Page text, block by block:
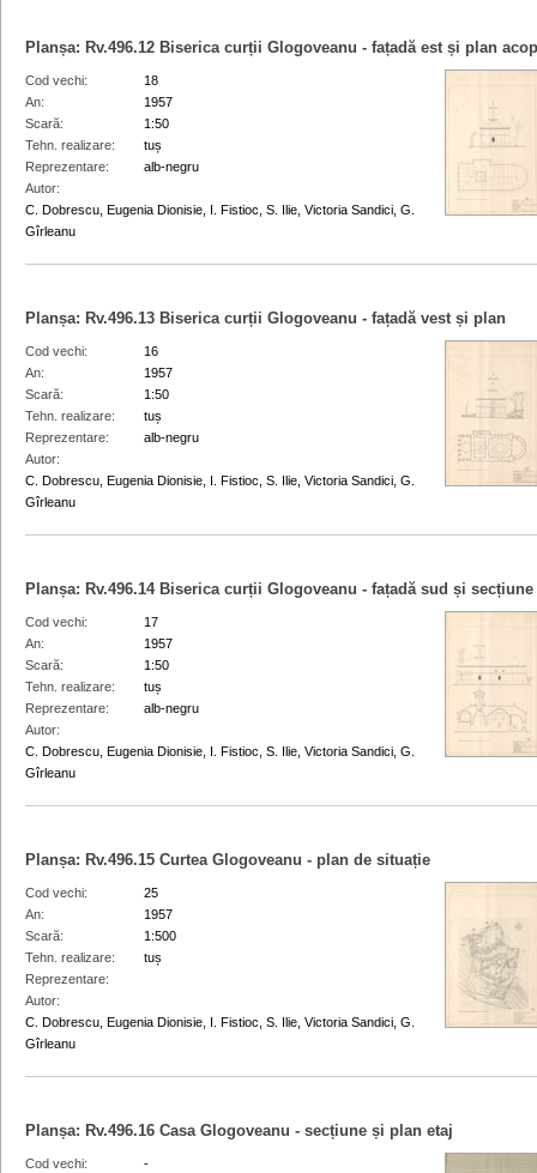
Planșa: Rv.496.12 Biserica curții Glogoveanu - fațadă est și plan
Cod vechi
18
An
1957
Scară
1:50
Tehn. realizare
tuș
Reprezentare
alb-negru
Autor
C. Dobrescu, Eugenia Dionisie, I. Fistioc, S. Ilie, Victoria Sandici, G.
Gîrleanu
Planșa: Rv.496.13 Biserica curții Glogoveanu - fațadă vest și plan
Cod vechi
16
An
1957
Scară
1:50
Tehn. realizare
tuș
Reprezentare
alb-negru
Autor
C. Dobrescu, Eugenia Dionisie, I. Fistioc, S. Ilie, Victoria Sandici, G.
Gîrleanu
Planșa: Rv.496.14 Biserica curții Glogoveanu - fațadă sud și
Cod vechi
17
An
1957
Scară
1:50
Tehn. realizare
tuș
Reprezentare
alb-negru
Autor
C. Dobrescu, Eugenia Dionisie, I. Fistioc, S. Ilie, Victoria Sandici, G.
Gîrleanu
Planșa: Rv.496.15 Curtea Glogoveanu - plan de situație
Cod vechi
25
An
1957
Scară
1:500
Tehn. realizare
tuș
Reprezentare
Autor
C. Dobrescu, Eugenia Dionisie, I. Fistioc, S. Ilie, Victoria Sandici, G.
Gîrleanu
Planșa: Rv.496.16 Casa Glogoveanu - secțiune și plan etaj
Cod vechi
-